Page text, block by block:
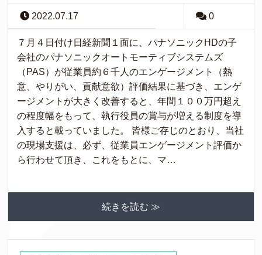
2022.07.17 0
７月４日付け日経新聞１面に、パナソニックHDの子
会社のパナソニックオートモーティブシステムズ
（PAS）が従業員約６千人のエンゲージメント（熱
意、やりがい、貢献意欲）評価結果に基づき、エンゲ
ージメントが大きく改善すると、年間１００万円超え
の程度幅をもって、執行役員の賞与が増える制度を導
入すると載っていました。 皆様ご存じのとおり、当社
の現場支援は、必ず、従業員エンゲージメント評価か
ら行わせて頂き、これをもとに、マ…
続きを読む ≫